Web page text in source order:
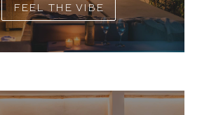
FEEL THE VIBE